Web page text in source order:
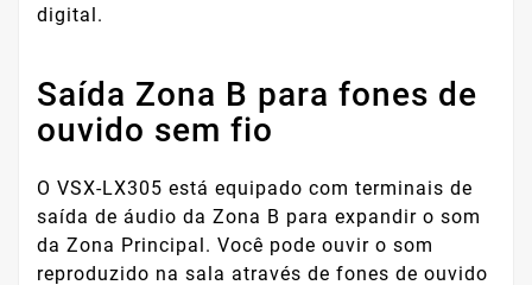
digital.
Saída Zona B para fones de
ouvido sem fio
O VSX-LX305 está equipado com terminais de
saída de áudio da Zona B para expandir o som
da Zona Principal. Você pode ouvir o som
reproduzido na sala através de fones de ouvido